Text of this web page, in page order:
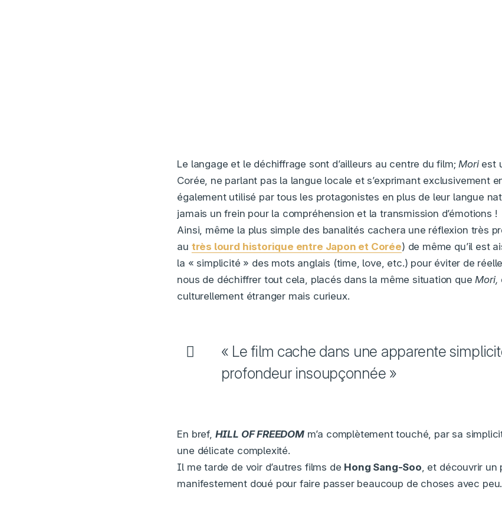
Le langage et le déchiffrage sont d’ailleurs au centre du film; Moriest
Corée, ne parlant pas la langue locale et s’exprimant exclusivement
également utilisé par tous les protagonistes en plus de leur langue
jamais un frein pour la compréhension et la transmission d’émotions !
Ainsi, même la plus simple des banalités cachera une réflexion très
au très lourd historique entre Japon et Corée) de même qu’il est
la « simplicité » des mots anglais (time, love, etc.) pour éviter de
nous de déchiffrer tout cela, placés dans la même situation que Mori,
culturellement étranger mais curieux.
« Le film cache dans une apparente
profondeur insoupçonnée »
En bref, HILL OF FREEDOMm’a complètement touché, par sa
une délicate complexité.
Il me tarde de voir d’autres films de Hong Sang-Soo , et découvrir
manifestement doué pour faire passer beaucoup de choses avec peu.